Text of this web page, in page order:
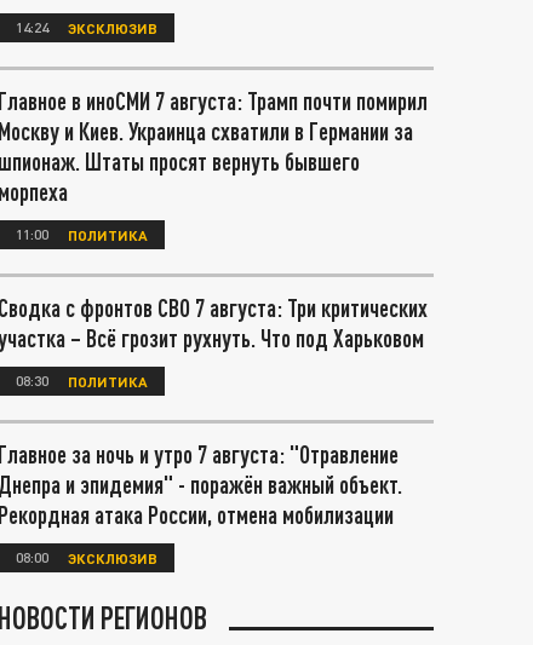
14:24 ЭКСКЛЮЗИВ
Главное в иноСМИ 7 августа: Трамп почти помирил
Москву и Киев. Украинца схватили в Германии за
шпионаж. Штаты просят вернуть бывшего
морпеха
11:00 ПОЛИТИКА
Сводка с фронтов СВО 7 августа: Три критических
– Всё грозит рухнуть. Что под Харьковом
08:30 ПОЛИТИКА
Главное за ночь и утро 7 августа: "Отравление
Днепра и эпидемия" - поражён важный объект.
Рекордная атака России, отмена мобилизации
08:00 ЭКСКЛЮЗИВ
НОВОСТИ РЕГИОНОВ